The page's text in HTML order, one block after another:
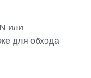
или
для обхода